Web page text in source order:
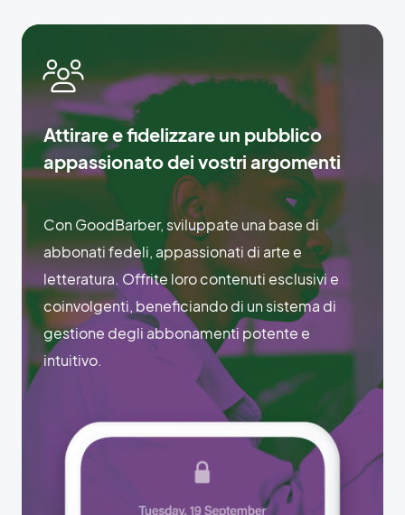
Attirare e fidelizzare un pubblico
appassionato dei vostri argomenti
Con GoodBarber, sviluppate una base di
abbonati fedeli, appassionati di arte e
letteratura. Offrite loro contenuti esclusivi e
coinvolgenti, beneficiando di un sistema di
gestione degli abbonamenti potente e
intuitivo.